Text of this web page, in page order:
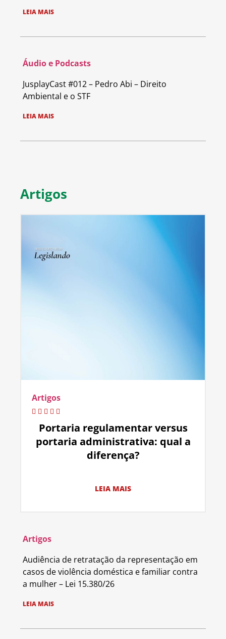
LEIA MAIS
Áudio e Podcasts
JusplayCast #012 – Pedro Abi – Direito
Ambiental e o STF
LEIA MAIS
Artigos
Artigos
Portaria regulamentar versus
portaria administrativa: qual a
diferença?
LEIA MAIS
Artigos
Audiência de retratação da representação em
casos de violência doméstica e familiar contra
a mulher – Lei 15.380/26
LEIA MAIS